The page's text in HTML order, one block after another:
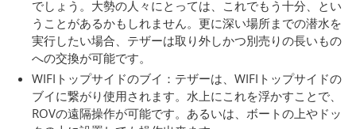
でしょう。大勢の人々にとっては、これでもう十分、とい
うことがあるかもしれません。更に深い場所までの潜水を
実行したい場合、テザーは取り外しかつ別売りの長いもの
への交換が可能です。
WIFIトップサイドのブイ：テザーは、WIFIトップサイドの
ブイに繋がり使用されます。水上にこれを浮かすことで、
ROVの遠隔操作が可能です。あるいは、ボートの上やドッ